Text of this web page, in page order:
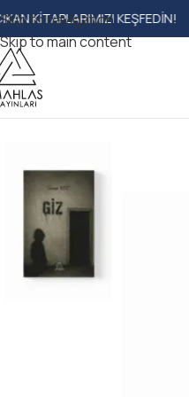
Skip to navigation
Skip to main content
KEŞFEDIN!